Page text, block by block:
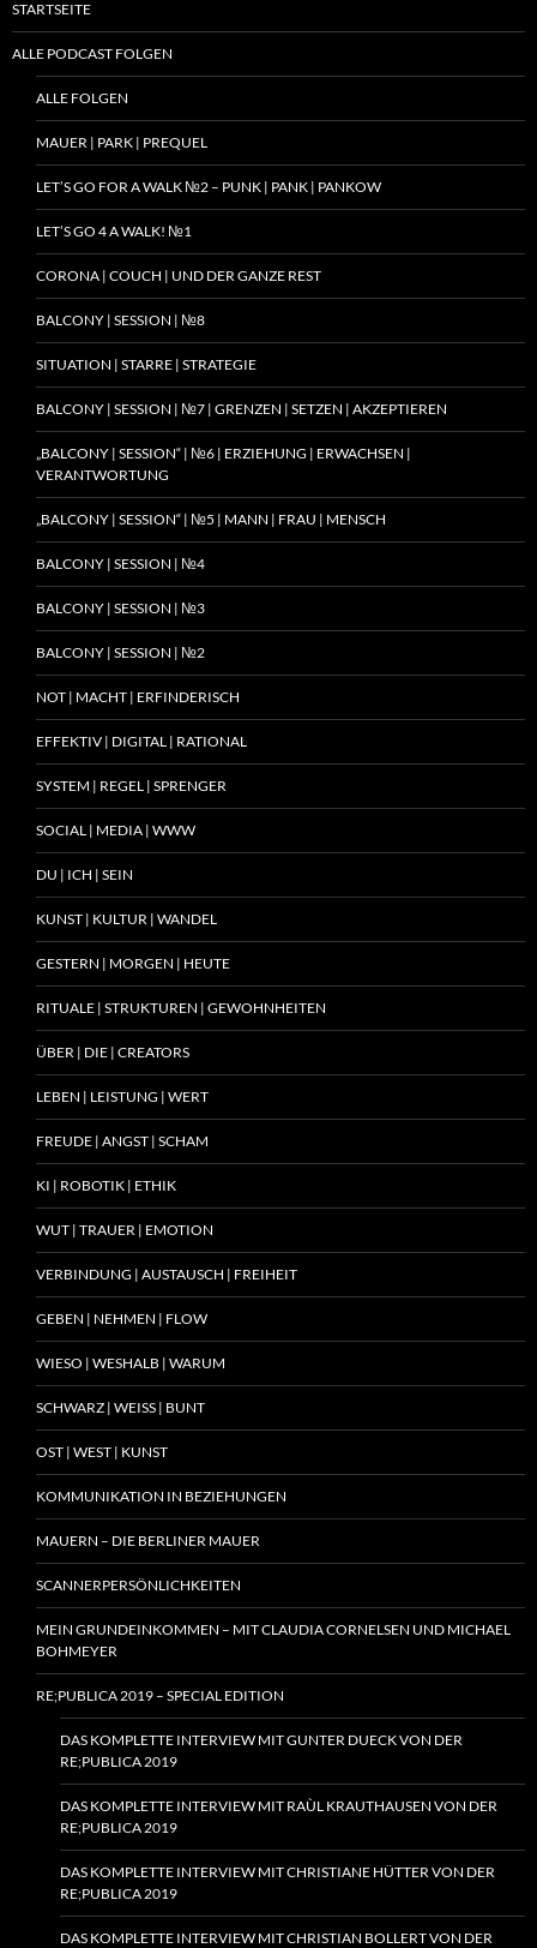
STARTSEITE
ALLE PODCAST FOLGEN
ALLE FOLGEN
MAUER | PARK | PREQUEL
LET’S GO FOR A WALK №2 – PUNK | PANK | PANKOW
LET’S GO 4 A WALK! №1
CORONA | COUCH | UND DER GANZE REST
BALCONY | SESSION | №8
SITUATION | STARRE | STRATEGIE
BALCONY | SESSION | №7 | GRENZEN | SETZEN | AKZEPTIEREN
„BALCONY | SESSION“ | №6 | ERZIEHUNG | ERWACHSEN |
VERANTWORTUNG
„BALCONY | SESSION“ | №5 | MANN | FRAU | MENSCH
BALCONY | SESSION | №4
BALCONY | SESSION | №3
BALCONY | SESSION | №2
NOT | MACHT | ERFINDERISCH
EFFEKTIV | DIGITAL | RATIONAL
SYSTEM | REGEL | SPRENGER
SOCIAL | MEDIA | WWW
DU | ICH | SEIN
KUNST | KULTUR | WANDEL
GESTERN | MORGEN | HEUTE
RITUALE | STRUKTUREN | GEWOHNHEITEN
ÜBER | DIE | CREATORS
LEBEN | LEISTUNG | WERT
FREUDE | ANGST | SCHAM
KI | ROBOTIK | ETHIK
WUT | TRAUER | EMOTION
VERBINDUNG | AUSTAUSCH | FREIHEIT
GEBEN | NEHMEN | FLOW
WIESO | WESHALB | WARUM
SCHWARZ | WEISS | BUNT
OST | WEST | KUNST
KOMMUNIKATION IN BEZIEHUNGEN
MAUERN – DIE BERLINER MAUER
SCANNERPERSÖNLICHKEITEN
MEIN GRUNDEINKOMMEN – MIT CLAUDIA CORNELSEN UND MICHAEL
BOHMEYER
RE;PUBLICA 2019 – SPECIAL EDITION
DAS KOMPLETTE INTERVIEW MIT GUNTER DUECK VON DER
RE;PUBLICA 2019
DAS KOMPLETTE INTERVIEW MIT RAÙL KRAUTHAUSEN VON DER
RE;PUBLICA 2019
DAS KOMPLETTE INTERVIEW MIT CHRISTIANE HÜTTER VON DER
RE;PUBLICA 2019
DAS KOMPLETTE INTERVIEW MIT CHRISTIAN BOLLERT VON DER